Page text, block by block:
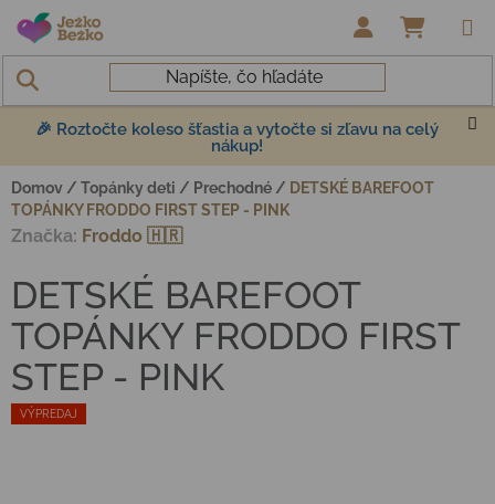
Prejsť na obsah
🎉 Roztočte koleso šťastia a vytočte si zľavu na celý
nákup!
Domov / Topánky deti / Prechodné / DETSKÉ BAREFOOT
TOPÁNKY FRODDO FIRST STEP - PINK
VÝPREDAJ
DETSKÉ BAREFOOT
TOPÁNKY FRODDO FIRST
STEP - PINK
Značka: Froddo 🇭🇷